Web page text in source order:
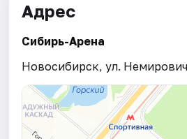
Адрес
Сибирь-Арена
Новосибирск, ул.